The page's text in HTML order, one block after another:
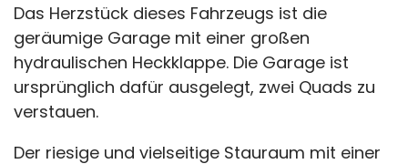
Das Herzstück dieses Fahrzeugs ist die
geräumige Garage mit einer großen
hydraulischen Heckklappe. Die Garage ist
ursprünglich dafür ausgelegt, zwei Quads zu
verstauen.
Der riesige und vielseitige Stauraum mit einer